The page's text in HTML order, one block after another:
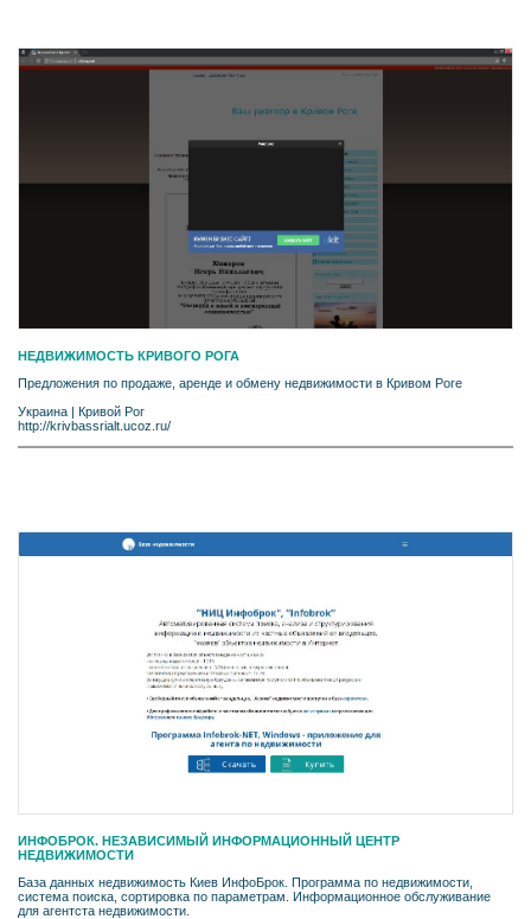
НЕДВИЖИМОСТЬ КРИВОГО РОГА
Предложения по продаже, аренде и обмену недвижимости в Кривом Роге
Украина
Кривой Рог
http://krivbassrialt.ucoz.ru/
ИНФОБРОК. НЕЗАВИСИМЫЙ ИНФОРМАЦИОННЫЙ ЦЕНТР
НЕДВИЖИМОСТИ
База данных недвижимость Киев ИнфоБрок. Программа по недвижимости,
система поиска, сортировка по параметрам. Информационное обслуживание
для агентста недвижимости.